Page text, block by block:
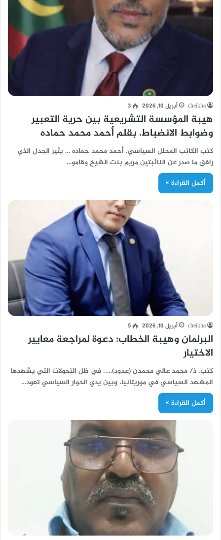
cheikha أبريل 10, 2026 3
هيبة المؤسسة التشريعية بين حرية التعبير
وضوابط الانضباط. بقلم أحمد محمد حماده
كتب الكاتب المحلل السياسي. أحمد محمد حماده … يثير الجدل الذي
رافق ما صدر عن النائبتين مريم بنت الشيخ وقامو…
أكمل القراءة »
cheikha أبريل 10, 2026 5
البرلمان وهيبة الخطاب: دعوة لمراجعة معايير
الاختيار
كتب. ذ/ محمد عالي محمدن (عدود)….. في ظل التحولات التي يشهدها
المشهد السياسي في موريتانيا، وبين يدي الحوار السياسي تعود…
أكمل القراءة »